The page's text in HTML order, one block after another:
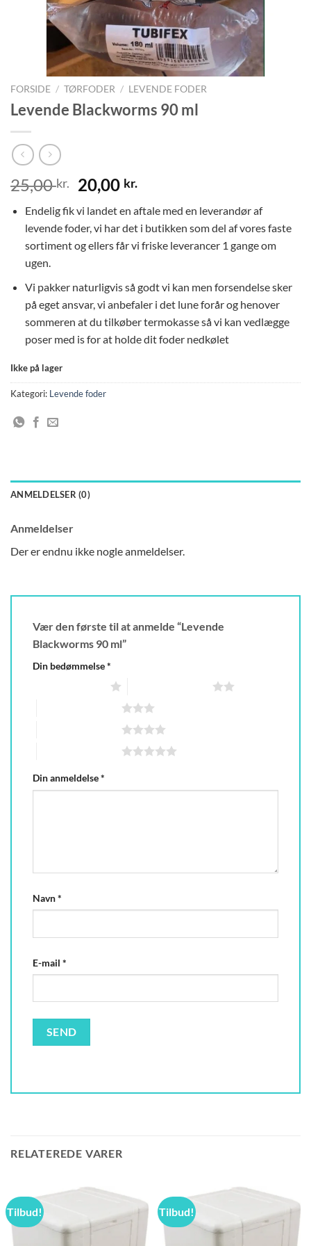
FORSIDE / TØRFODER / LEVENDE FODER
Levende Blackworms 90 ml
25,00kr.
Den
oprindelige
pris
var:
25,00 kr..
20,00 kr.Den
pris
er:
20,00 kr..
Endelig fik vi landet en aftale med en leverandør af
levende foder, vi har det i butikken som del af vores faste
sortiment og ellers får vi friske leverancer 1 gange om
ugen.
Vi pakker naturligvis så godt vi kan men forsendelse sker
på eget ansvar, vi anbefaler i det lune forår og henover
sommeren at du tilkøber termokasse så vi kan vedlægge
poser med is for at holde dit foder nedkølet
Ikke på lager
Kategori: Levende foder
ANMELDELSER (0)
Anmeldelser
Der er endnu ikke nogle anmeldelser.
Vær den første til at anmelde “Levende
Blackworms 90 ml”
Din bedømmelse*
Din anmeldelse*
Navn*
E-mail *
RELATEREDE VARER
Tilbud! Tilbud!